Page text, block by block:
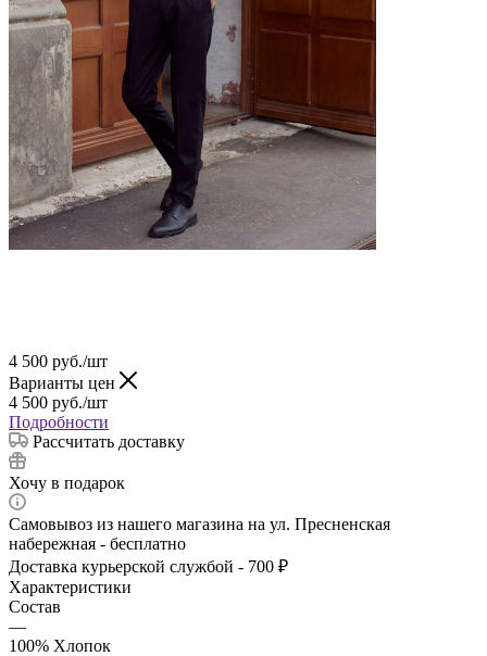
4 500 руб./шт
Варианты цен
4 500 руб./шт
Подробности
Рассчитать доставку
Хочу в подарок
Самовывоз из нашего магазина на ул. Пресненская
набережная - бесплатно
Доставка курьерской службой - 700 ₽
Характеристики
Состав
—
100% Хлопок